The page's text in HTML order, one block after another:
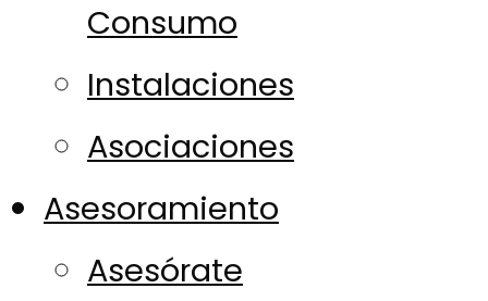
Consumo
Instalaciones
Asociaciones
Asesoramiento
Asesórate